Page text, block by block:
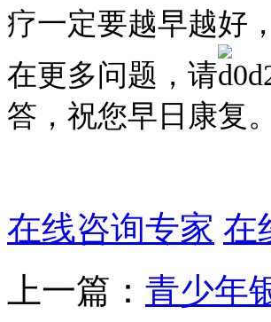
疗一定要越早越好
在更多问题，请
答，祝您早日康复。
在线咨询专家 在
上一篇： 青少年